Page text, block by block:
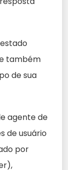
também
de sua
agente de
de usuário
por